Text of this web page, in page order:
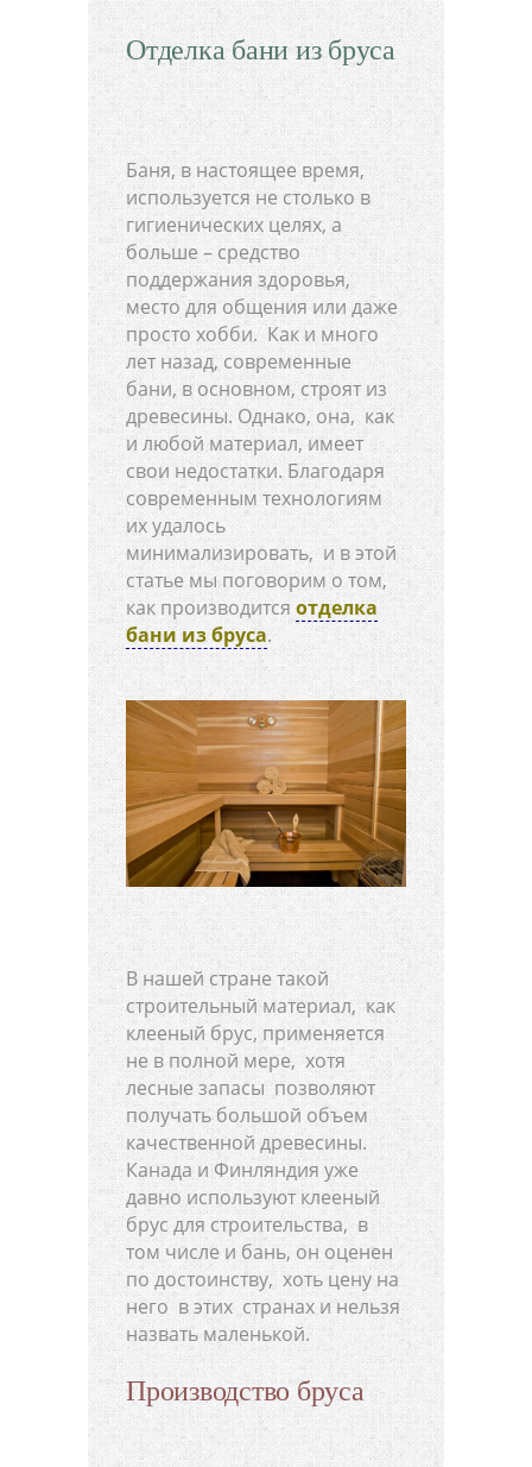
Отделка бани из бруса
Баня, в настоящее время,
используется не столько в
гигиенических целях, а
больше – средство
поддержания здоровья,
место для общения или даже
просто хобби. Как и много
лет назад, современные
бани, в основном, строят из
древесины. Однако, она, как
и любой материал, имеет
свои недостатки. Благодаря
современным технологиям
их удалось
минимализировать, и в этой
статье мы поговорим о том,
как производится отделка
бани из бруса.
В нашей стране такой
строительный материал, как
клееный брус, применяется
не в полной мере, хотя
лесные запасы позволяют
получать большой объем
качественной древесины.
Канада и Финляндия уже
давно используют клееный
брус для строительства, в
том числе и бань, он оценен
по достоинству, хоть цену на
него в этих странах и нельзя
назвать маленькой.
Производство бруса